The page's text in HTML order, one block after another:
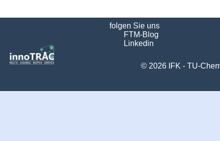
folgen Sie uns
FTM-Blog
Linkedin
© 2026 IFK - TU-